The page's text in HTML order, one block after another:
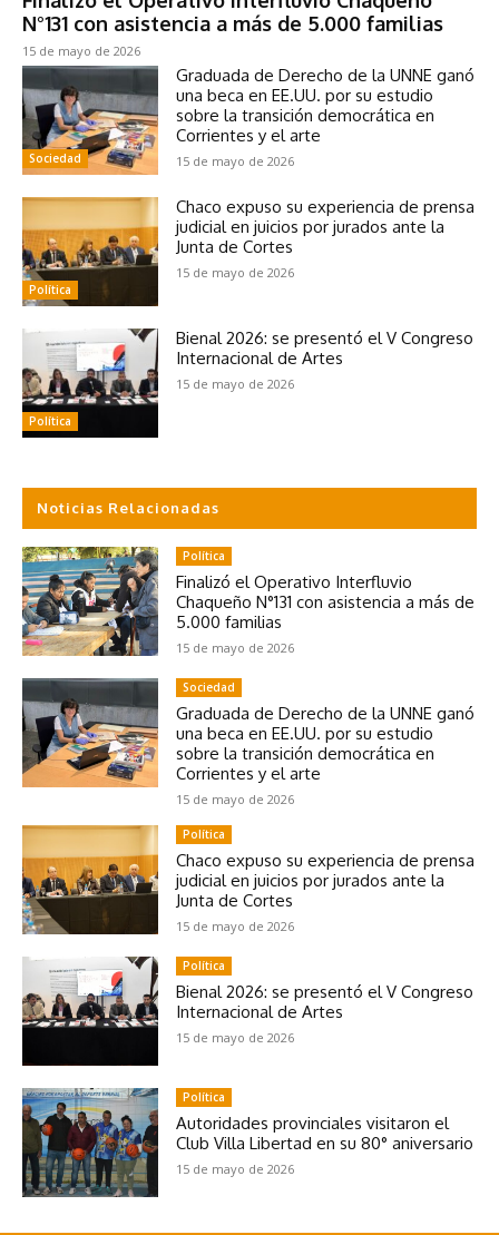
N°131 con asistencia a más de 5.000 familias
15 de mayo de 2026
Sociedad
Graduada de Derecho de la UNNE ganó
una beca en EE.UU. por su estudio
sobre la transición democrática en
Corrientes y el arte
15 de mayo de 2026
Política
Chaco expuso su experiencia de prensa
judicial en juicios por jurados ante la
Junta de Cortes
15 de mayo de 2026
Política
Bienal 2026: se presentó el V Congreso
Internacional de Artes
15 de mayo de 2026
Noticias Relacionadas
Política
Finalizó el Operativo Interfluvio
Chaqueño N°131 con asistencia a más de
5.000 familias
15 de mayo de 2026
Sociedad
Graduada de Derecho de la UNNE ganó
una beca en EE.UU. por su estudio
sobre la transición democrática en
Corrientes y el arte
15 de mayo de 2026
Política
Chaco expuso su experiencia de prensa
judicial en juicios por jurados ante la
Junta de Cortes
15 de mayo de 2026
Política
Bienal 2026: se presentó el V Congreso
Internacional de Artes
15 de mayo de 2026
Política
Autoridades provinciales visitaron el
Club Villa Libertad en su 80° aniversario
15 de mayo de 2026